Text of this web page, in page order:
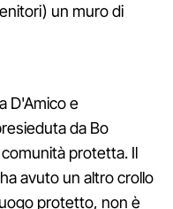
un muro di
D'Amico e
da Bo
protetta. Il
avuto un altro crollo
protetto, non è